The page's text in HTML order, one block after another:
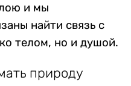
и мы
найти связь с
телом, но и душой.
природу